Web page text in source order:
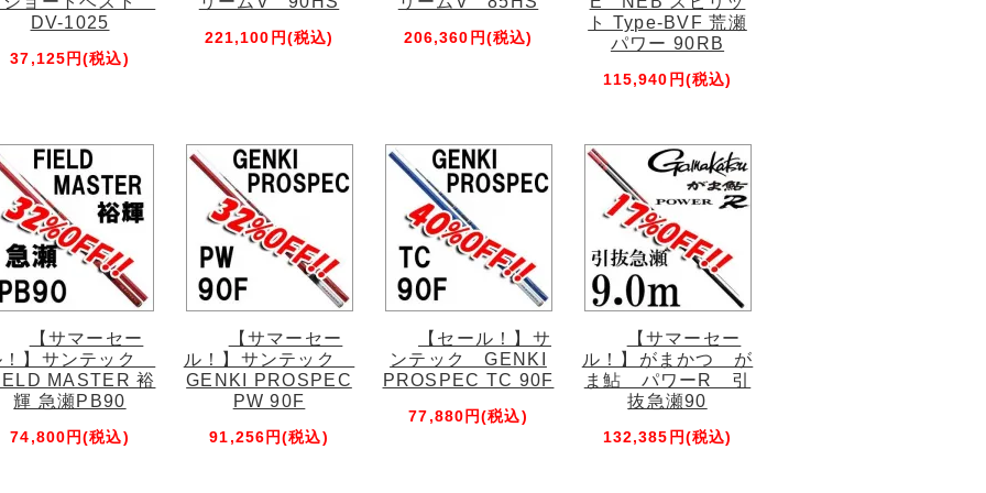
DV-1025
37,125円(税込)
221,100円(税込) 206,360円(税込)
ト Type-BVF 荒瀬
パワー 90RB
115,940円(税込)
【サマーセー
！】サンテック
MASTER 裕
輝 急瀬PB90
74,800円(税込)
【サマーセー
ル！】サンテック
GENKI PROSPEC
PW 90F
91,256円(税込)
【セール！】サ
ンテック GENKI
PROSPEC TC 90F
77,880円(税込)
【サマーセー
ル！】がまかつ が
ま鮎 パワーR 引
抜急瀬90
132,385円(税込)